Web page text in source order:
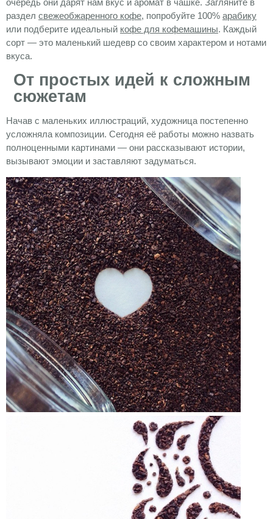
раздел свежеобжаренного кофе, попробуйте 100% арабику
или подберите идеальный кофе для кофемашины. Каждый
сорт — это маленький шедевр со своим характером и нотами
вкуса.
От простых идей к сложным
сюжетам
Начав с маленьких иллюстраций, художница постепенно
усложняла композиции. Сегодня её работы можно назвать
полноценными картинами — они рассказывают истории,
вызывают эмоции и заставляют задуматься.